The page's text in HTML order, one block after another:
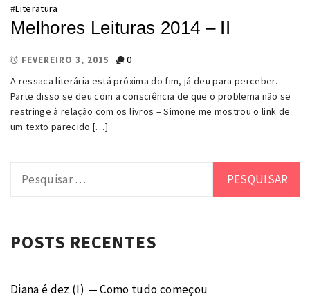
#Literatura
Melhores Leituras 2014 – II
FEVEREIRO 3, 2015
0
A ressaca literária está próxima do fim, já deu para perceber.
Parte disso se deu com a consciência de que o problema não se
restringe à relação com os livros – Simone me mostrou o link de
um texto parecido […]
POSTS RECENTES
Diana é dez (I) — Como tudo começou